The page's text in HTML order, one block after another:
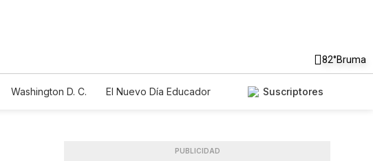
82°Bruma
Washington D. C.
El Nuevo Día Educador
Suscriptores
PUBLICIDAD